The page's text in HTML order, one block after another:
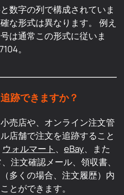
数字の列で構成されていま
な形式は異なります。 例え
は通常この形式に従いま
。
跡できますか？
売店や、オンライン注文管
店舗で注文を追跡すること
ウォルマート 、 eBay、また
注文確認メール、領収書、
多くの場合、注文履歴）内
とができます。